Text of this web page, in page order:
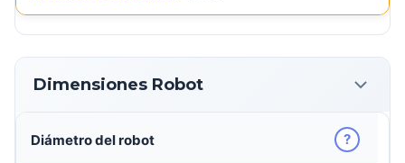
Dimensiones Robot
Diámetro del robot ?